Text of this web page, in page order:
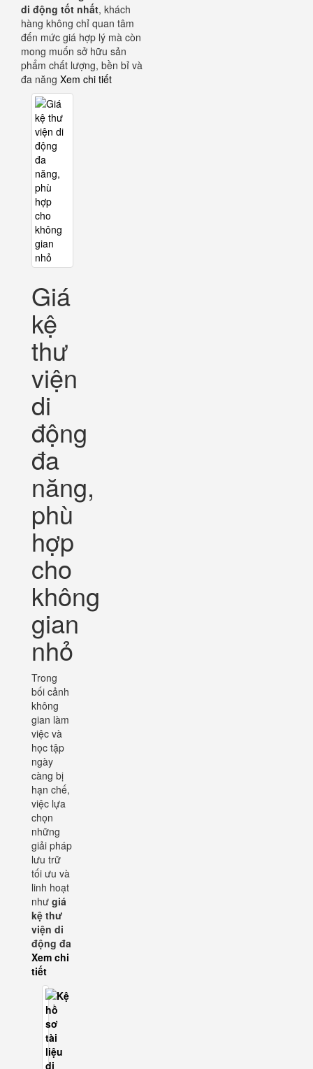
di động tốt nhất, khách
hàng không chỉ quan tâm
đến mức giá hợp lý mà còn
mong muốn sở hữu sản
phẩm chất lượng, bền bỉ và
đa năng Xem chi tiết
Giá
kệ
thư
viện
di
động
đa
năng,
phù
hợp
cho
không
gian
nhỏ
Trong
bối cảnh
không
gian làm
việc và
học tập
ngày
càng bị
hạn chế,
việc lựa
chọn
những
giải pháp
lưu trữ
tối ưu và
linh hoạt
như giá
kệ thư
viện di
động đa
Xem chi
tiết